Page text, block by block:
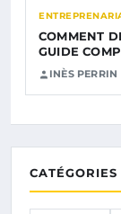
COMMENT
GUIDE
INÈS PERRIN
CATÉGORIES